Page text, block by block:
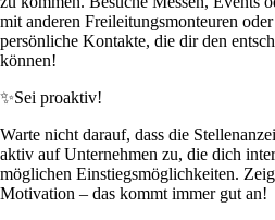
mit anderen Freileitungsmonteuren
persönliche Kontakte, die dir den
können!
✨Sei proaktiv!
Warte nicht darauf, dass die
aktiv auf Unternehmen zu, die dich
möglichen Einstiegsmöglichkeiten.
Motivation – das kommt immer gut an!